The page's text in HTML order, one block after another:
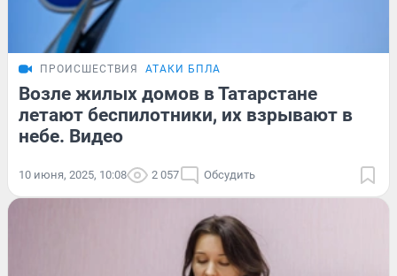
ПРОИСШЕСТВИЯ АТАКИ БПЛА
Возле жилых домов в Татарстане
летают беспилотники, их взрывают в
небе. Видео
10 июня, 2025, 10:08 2 057 Обсудить